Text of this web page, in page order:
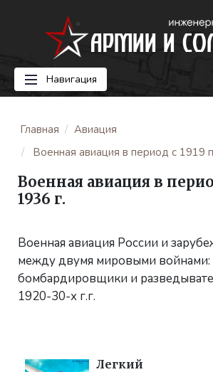
Навигация
Главная
Авиация
Военная авиация в период с 1919
Военная авиация в
1936 г.
Военная авиация России и
между двумя мировыми войнами:
бомбардировщики и
1920-30-х г.г.
Легкий